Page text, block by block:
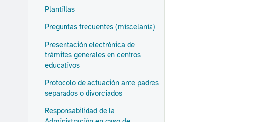
Plantillas
Preguntas frecuentes (miscelania)
Presentación electrónica de
trámites generales en centros
educativos
Protocolo de actuación ante padres
separados o divorciados
Responsabilidad de la